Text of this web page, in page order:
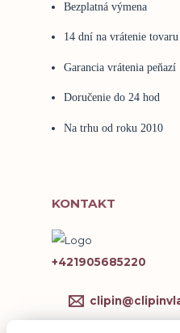
Bezplatná výmena
14 dní na vrátenie tovaru
Garancia vrátenia peňazí
Doručenie do 24 hod
Na trhu od roku 2010
KONTAKT
+421905685220